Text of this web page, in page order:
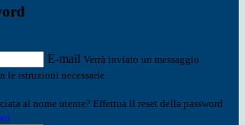
E-mail Verrà inviato un messaggio
istruzioni necessarie.
al nome utente? Effettua il reset della password